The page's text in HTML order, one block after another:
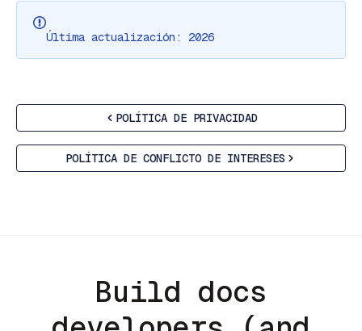
Última actualización: 2026
POLÍTICA DE PRIVACIDAD
POLÍTICA DE CONFLICTO DE INTERESES
Build docs